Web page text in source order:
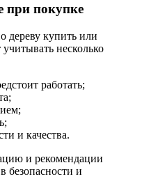
при покупке
дереву купить или
несколько
работать;
и качества.
и рекомендации
безопасности и